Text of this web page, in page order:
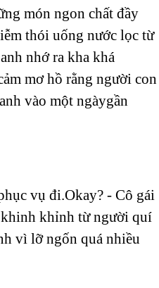
món ngon chất đầy
thói uống nước lọc từ
nhớ ra kha khá
mơ hồ rằng người con
vào một ngàygần
vụ đi.Okay? - Cô gái
khỉnh từ người quí
vì lỡ ngốn quá nhiều